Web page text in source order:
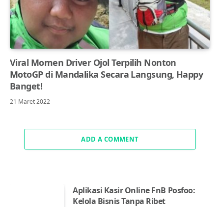
Viral Momen Driver Ojol Terpilih Nonton
MotoGP di Mandalika Secara Langsung, Happy
Banget!
21 Maret 2022
ADD A COMMENT
Aplikasi Kasir Online FnB Posfoo:
Kelola Bisnis Tanpa Ribet